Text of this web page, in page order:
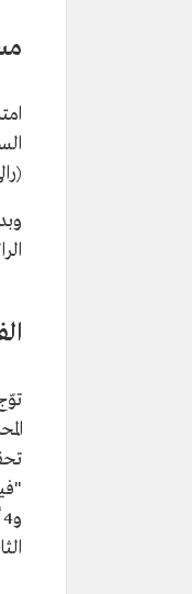
(رالي 2، رالي 4)، وتعد حلبة كورنيش